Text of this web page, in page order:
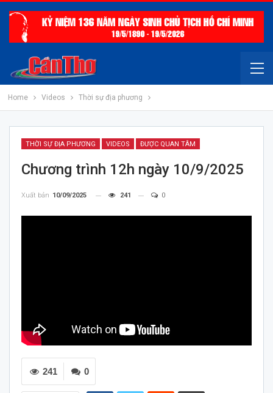
Home Videos Thời sự địa phương
THỜI SỰ ĐỊA PHƯƠNG VIDEOS ĐƯỢC QUAN TÂM
Chương trình 12h ngày 10/9/2025
Xuất bản 10/09/2025 241 0
0
241